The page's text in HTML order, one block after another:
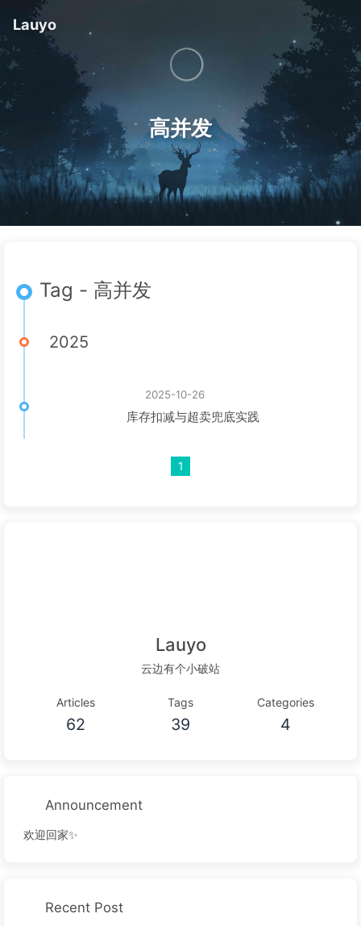
Lauyo
高并发
Tag - 高并发
2025
2025-10-26
库存扣减与超卖兜底实践
1
Lauyo
云边有个小破站
Articles
62
Tags
39
Categories
4
Announcement
欢迎回家✨
Recent Post